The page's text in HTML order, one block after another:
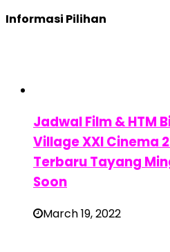
Informasi Pilihan
Jadwal Film & HTM
Village XXI Cinema
Terbaru Tayang
Soon
March 19, 2022